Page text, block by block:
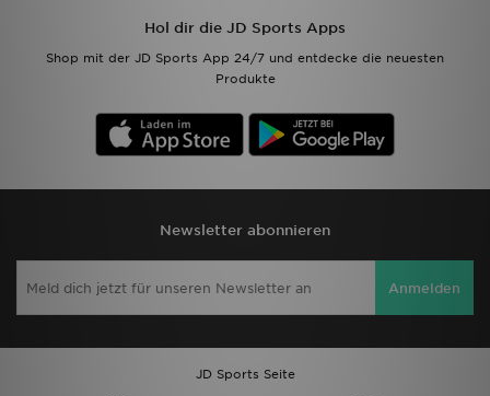
Hol dir die JD Sports Apps
Shop mit der JD Sports App 24/7 und entdecke die neuesten
Produkte
Newsletter abonnieren
Anmelden
JD Sports Seite